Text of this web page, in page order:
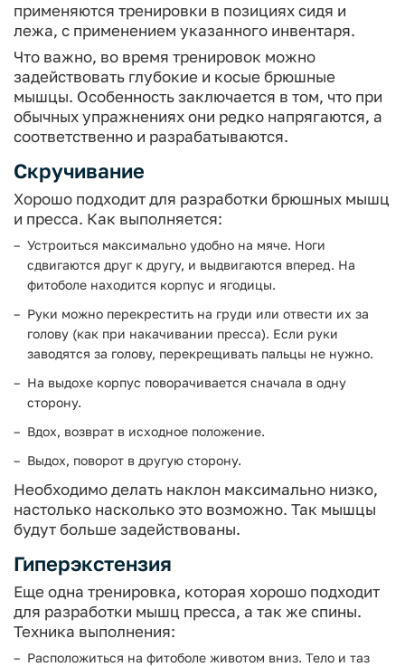
применяются тренировки в позициях сидя и
лежа, с применением указанного инвентаря.
Что важно, во время тренировок можно
задействовать глубокие и косые брюшные
мышцы. Особенность заключается в том, что при
обычных упражнениях они редко напрягаются, а
соответственно и разрабатываются.
Скручивание
Хорошо подходит для разработки брюшных мышц
и пресса. Как выполняется:
Устроиться максимально удобно на мяче. Ноги
сдвигаются друг к другу, и выдвигаются вперед. На
фитоболе находится корпус и ягодицы.
Руки можно перекрестить на груди или отвести их за
голову (как при накачивании пресса). Если руки
заводятся за голову, перекрещивать пальцы не нужно.
На выдохе корпус поворачивается сначала в одну
сторону.
Вдох, возврат в исходное положение.
Выдох, поворот в другую сторону.
Необходимо делать наклон максимально низко,
настолько насколько это возможно. Так мышцы
будут больше задействованы.
Гиперэкстензия
Еще одна тренировка, которая хорошо подходит
для разработки мышц пресса, а так же спины.
Техника выполнения:
Расположиться на фитоболе животом вниз. Тело и таз